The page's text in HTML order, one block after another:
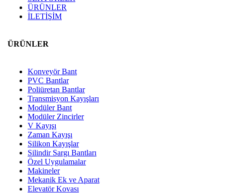
ÜRÜNLER
İLETİŞİM
ÜRÜNLER
Konveyör Bant
PVC Bantlar
Poliüretan Bantlar
Transmisyon Kayışları
Modüler Bant
Modüler Zincirler
V Kayışı
Zaman Kayışı
Silikon Kayışlar
Silindir Sargı Bantları
Özel Uygulamalar
Makineler
Mekanik Ek ve Aparat
Elevatör Kovası